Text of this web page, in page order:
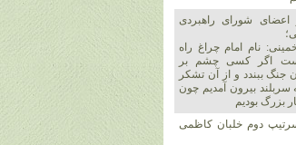
اعضای شورای راهبردی
نام امام چراغ راه
اگر کسی چشم بر
جنگ ببندد و از آن تشکر
سربلند بیرون آمدیم چون
بزرگ بودیم
دوم خلبان کاظمی